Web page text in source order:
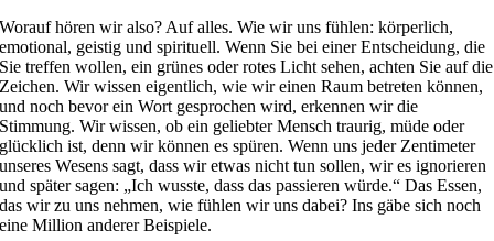
Worauf hören wir also? Auf alles. Wie wir uns fühlen: körperlich,
emotional, geistig und spirituell. Wenn Sie bei einer Entscheidung, die
Sie treffen wollen, ein grünes oder rotes Licht sehen, achten Sie auf die
Zeichen. Wir wissen eigentlich, wie wir einen Raum betreten können,
und noch bevor ein Wort gesprochen wird, erkennen wir die
Stimmung. Wir wissen, ob ein geliebter Mensch traurig, müde oder
glücklich ist, denn wir können es spüren. Wenn uns jeder Zentimeter
unseres Wesens sagt, dass wir etwas nicht tun sollen, wir es ignorieren
und später sagen: „Ich wusste, dass das passieren würde.“ Das Essen,
das wir zu uns nehmen, wie fühlen wir uns dabei? Ins gäbe sich noch
eine Million anderer Beispiele.